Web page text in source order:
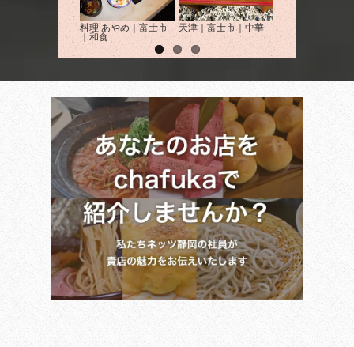
料理 あやめ｜富士市
｜和食
天津｜富士市｜中華
士宮市｜居酒屋